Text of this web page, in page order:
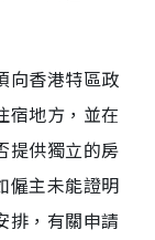
向香港特區政
宿地方，並在
提供獨立的房
僱主未能證明
排，有關申請